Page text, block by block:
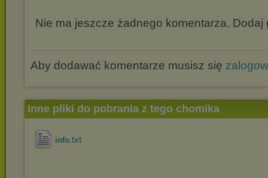
Nie ma jeszcze żadnego komentarza. Dodaj
Aby dodawać komentarze musisz się
Inne pliki do pobrania z tego chomika
info.txt